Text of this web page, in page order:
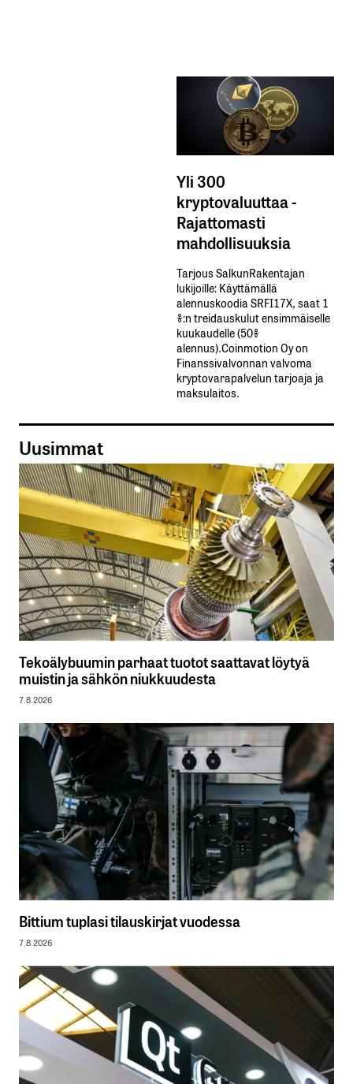
Yli 300
kryptovaluuttaa -
Rajattomasti
mahdollisuuksia
Tarjous SalkunRakentajan
lukijoille: Käyttämällä​ ​
alennuskoodia​ ​SRFI17X,​ ​saat​ ​1
%:n treidauskulut​ ​ensimmäiselle​ ​
kuukaudelle​ ​(50%​ ​
alennus).Coinmotion Oy on
Finanssivalvonnan valvoma
kryptovarapalvelun tarjoaja ja
maksulaitos.
Uusimmat
Tekoälybuumin parhaat tuotot saattavat löytyä
muistin ja sähkön niukkuudesta
7.8.2026
Bittium tuplasi tilauskirjat vuodessa
7.8.2026